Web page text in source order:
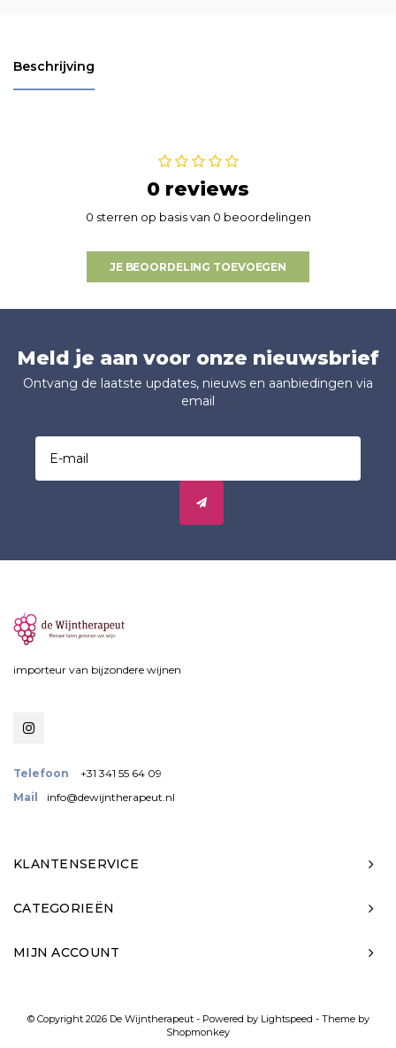
Beschrijving
0 reviews
0 sterren op basis van 0 beoordelingen
JE BEOORDELING TOEVOEGEN
Meld je aan voor onze nieuwsbrief
Ontvang de laatste updates, nieuws en aanbiedingen via
email
importeur van bijzondere wijnen
Telefoon
+31 341 55 64 09
Mail
info@dewijntherapeut.nl
KLANTENSERVICE
CATEGORIEËN
MIJN ACCOUNT
© Copyright 2026 De Wijntherapeut - Powered by Lightspeed - Theme by
Shopmonkey